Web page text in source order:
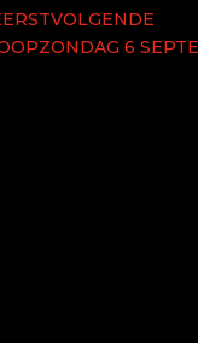
6